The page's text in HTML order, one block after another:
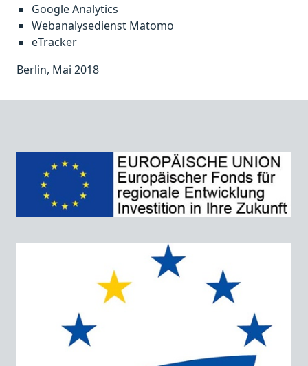
Google Analytics
Webanalysedienst Matomo
eTracker
Berlin, Mai 2018